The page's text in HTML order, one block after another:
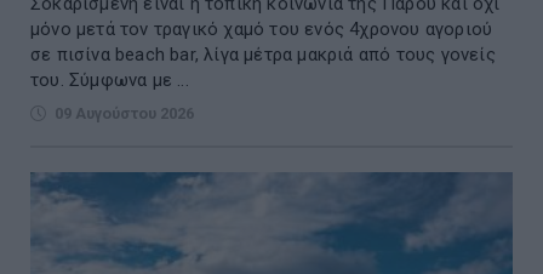
μόνο μετά τον τραγικό χαμό του ενός 4χρονου αγοριού
σε πισίνα beach bar, λίγα μέτρα μακριά από τους γονείς
του. Σύμφωνα με ...
09 Αυγούστου 2026